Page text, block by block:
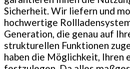
Sicherheit. Wir liefern und
hochwertige
Generation, die genau auf
strukturellen Funktionen
haben die Möglichkeit, Ihren